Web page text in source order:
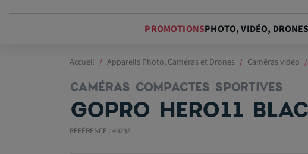
PROMOTIONSPHOTO, VIDÉO, DRONES
Accueil Appareils Photo, Caméras et Drones Caméras vidéo
CAMÉRAS COMPACTES SPORTIVES
GOPRO HERO11
RÉFÉRENCE : 40292